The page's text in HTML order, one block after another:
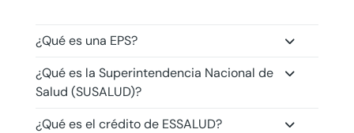
¿Qué es una EPS?
¿Qué es la Superintendencia Nacional de
Salud (SUSALUD)?
¿Qué es el crédito de ESSALUD?